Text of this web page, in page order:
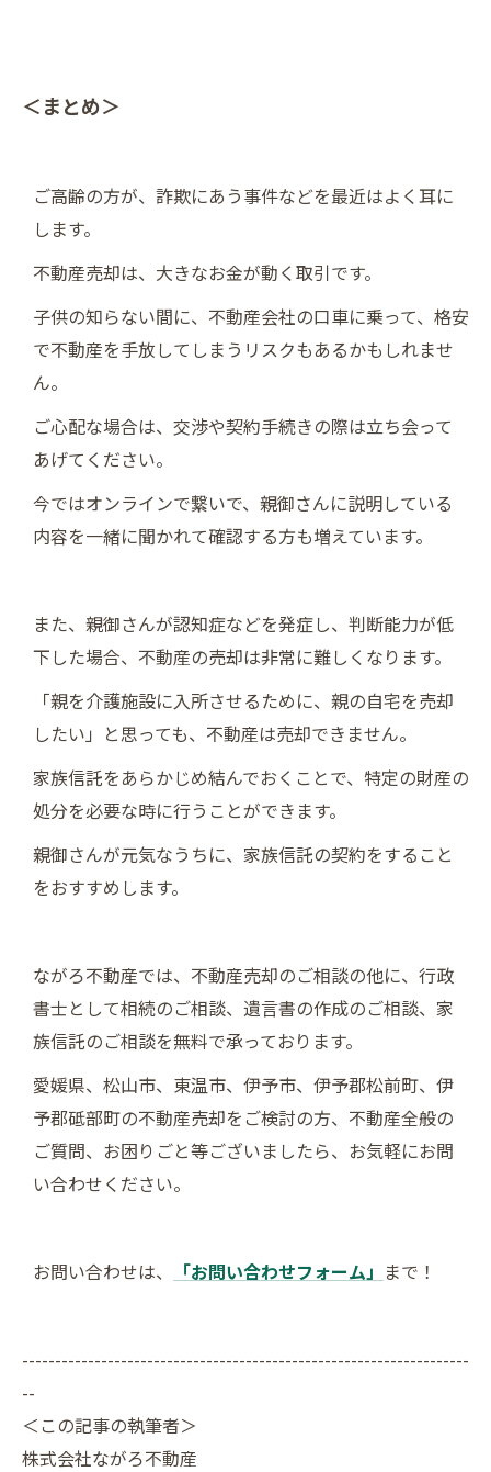
＜まとめ＞
ご高齢の方が、詐欺にあう事件などを最近はよく耳に
します。
不動産売却は、大きなお金が動く取引です。
子供の知らない間に、不動産会社の口車に乗って、格安
で不動産を手放してしまうリスクもあるかもしれませ
ん。
ご心配な場合は、交渉や契約手続きの際は立ち会って
あげてください。
今ではオンラインで繋いで、親御さんに説明している
内容を一緒に聞かれて確認する方も増えています。
また、親御さんが認知症などを発症し、判断能力が低
下した場合、不動産の売却は非常に難しくなります。
「親を介護施設に入所させるために、親の自宅を売却
したい」と思っても、不動産は売却できません。
家族信託をあらかじめ結んでおくことで、特定の財産の
処分を必要な時に行うことができます。
親御さんが元気なうちに、家族信託の契約をすること
をおすすめします。
ながろ不動産では、不動産売却のご相談の他に、行政
書士として相続のご相談、遺言書の作成のご相談、家
族信託のご相談を無料で承っております。
愛媛県、松山市、東温市、伊予市、伊予郡松前町、伊
予郡砥部町の不動産売却をご検討の方、不動産全般の
ご質問、お困りごと等ございましたら、お気軽にお問
い合わせください。
お問い合わせは、 「お問い合わせフォーム」 まで！
--------------------------------------------------------------------
--
＜この記事の執筆者＞
株式会社ながろ不動産